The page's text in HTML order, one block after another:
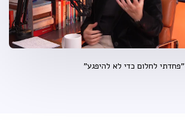
"פחדתי לחלום כדי לא להיפגע"